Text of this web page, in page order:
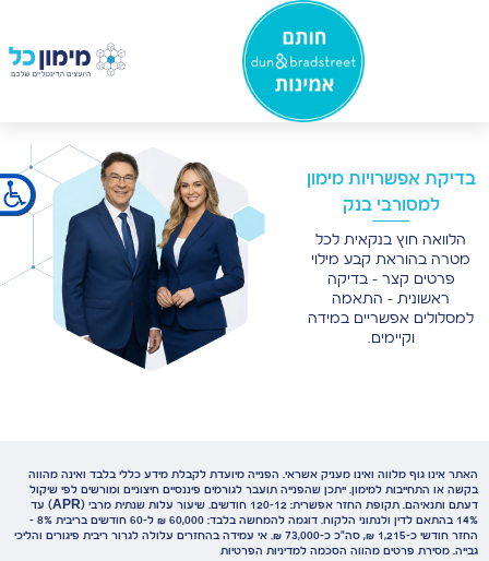
בדיקת אפשרויות מימון
למסורבי בנק
הלוואה חוץ בנקאית לכל
מטרה בהוראת קבע מילוי
פרטים קצר - בדיקה
ראשונית - התאמה
למסלולים אפשריים במידה
וקיימים.
האתר אינו גוף מלווה ואינו מעניק אשראי. הפנייה מיועדת לקבלת מידע כללי בלבד ואינה מהווה
בקשה או התחייבות למימון. ייתכן שהפנייה תועבר לגורמים פיננסיים חיצוניים ומורשים לפי שיקול
דעתם ותנאיהם. תקופת החזר אפשרית: 12–120 חודשים. שיעור עלות שנתית מרבי (APR) עד
14% בהתאם לדין ולנתוני הלקוח. דוגמה להמחשה בלבד: 60,000 ₪ ל-60 חודשים בריבית 8% –
החזר חודשי כ-1,215 ₪, סה״כ כ-73,000 ₪. אי עמידה בהחזרים עלולה לגרור ריבית פיגורים והליכי
גבייה. מסירת פרטים מהווה הסכמה למדיניות הפרטיות